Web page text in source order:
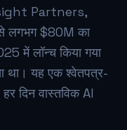
Partners,
लगभग $80M का
में लॉन्च किया गया
था। यह एक श्वेतपत्र-
दिन वास्तविक AI